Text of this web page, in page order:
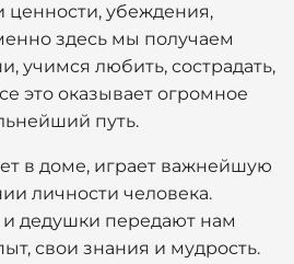
убеждения,
здесь мы получаем
учимся любить, сострадать,
это оказывает огромное
путь.
в доме, играет важнейшую
личности человека.
дедушки передают нам
свои знания и мудрость.